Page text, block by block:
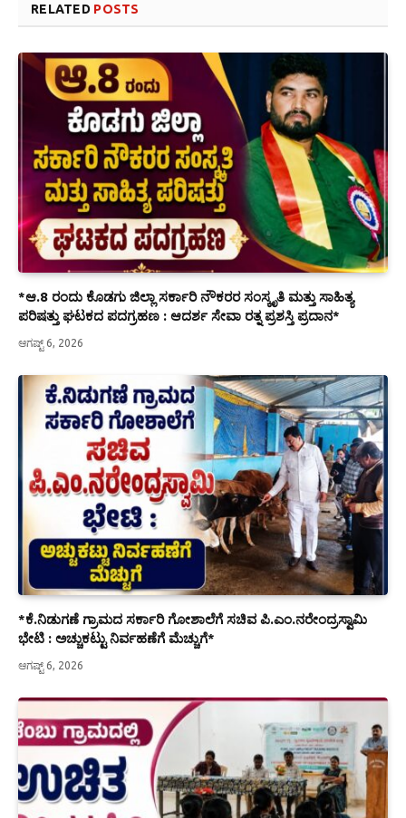
RELATED POSTS
*ಆ.8 ರಂದು ಕೊಡಗು ಜಿಲ್ಲಾ ಸರ್ಕಾರಿ ನೌಕರರ ಸಂಸ್ಕೃತಿ ಮತ್ತು ಸಾಹಿತ್ಯ
ಪರಿಷತ್ತು ಘಟಕದ ಪದಗ್ರಹಣ : ಆದರ್ಶ ಸೇವಾ ರತ್ನ ಪ್ರಶಸ್ತಿ ಪ್ರದಾನ*
ಆಗಷ್ಟ್ 6, 2026
*ಕೆ.ನಿಡುಗಣೆ ಗ್ರಾಮದ ಸರ್ಕಾರಿ ಗೋಶಾಲೆಗೆ ಸಚಿವ ಪಿ.ಎಂ.ನರೇಂದ್ರಸ್ವಾಮಿ
ಭೇಟಿ : ಅಚ್ಚುಕಟ್ಟು ನಿರ್ವಹಣೆಗೆ ಮೆಚ್ಚುಗೆ*
ಆಗಷ್ಟ್ 6, 2026